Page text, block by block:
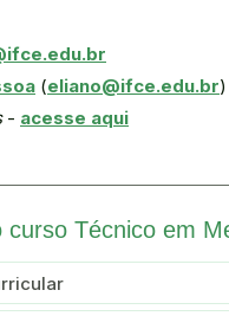
(eliano@ifce.edu.br)
- acesse aqui
Técnico em